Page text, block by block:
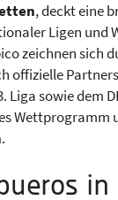
, deckt eine
Ligen und
zeichnen sich
offizielle
Liga sowie dem
Wettprogramm
.
in